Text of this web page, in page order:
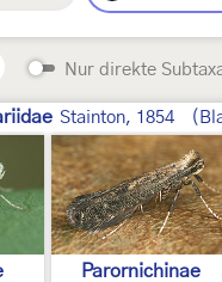
Nur direkte
Stainton, 1854
Parornichinae